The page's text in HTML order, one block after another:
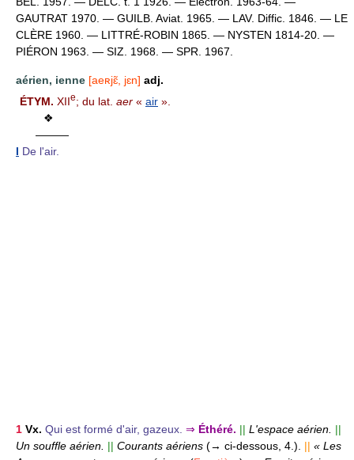
GAUTRAT 1970. — GUILB. Aviat. 1965. — LAV. Diffic. 1846. — LE
CLÈRE 1960. — LITTRÉ-ROBIN 1865. — NYSTEN 1814-20. —
PIÉRON 1963. — SIZ. 1968. — SPR. 1967.
aérien, ienne [aeʀjɛ̃, jɛn] adj.
ÉTYM. XIIe; du lat. aer « air ».
❖
———
I De l'air.
1 Vx. Qui est formé d'air, gazeux. ⇒ Éthéré. || L'espace aérien. ||
Un souffle aérien. || Courants aériens (→ ci-dessous, 4.). || « Les